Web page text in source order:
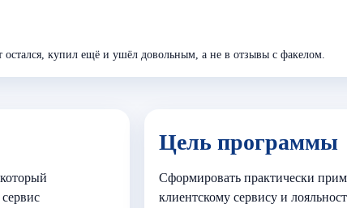
остался, купил ещё и ушёл довольным, а не в отзывы с факелом.
Цель программы
Сформировать практически
клиентскому сервису и